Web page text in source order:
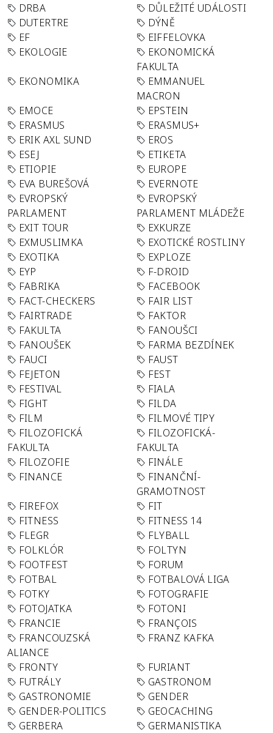
DRBA
DŮLEŽITÉ UDÁLOSTI
DUTERTRE
DÝNĚ
EF
EIFFELOVKA
EKOLOGIE
EKONOMICKÁ
FAKULTA
EKONOMIKA
EMMANUEL
MACRON
EMOCE
EPSTEIN
ERASMUS
ERASMUS+
ERIK AXL SUND
EROS
ESEJ
ETIKETA
ETIOPIE
EUROPE
EVA BUREŠOVÁ
EVERNOTE
EVROPSKÝ
PARLAMENT
EVROPSKÝ
PARLAMENT MLÁDEŽE
EXIT TOUR
EXKURZE
EXMUSLIMKA
EXOTICKÉ ROSTLINY
EXOTIKA
EXPLOZE
EYP
F-DROID
FABRIKA
FACEBOOK
FACT-CHECKERS
FAIR LIST
FAIRTRADE
FAKTOR
FAKULTA
FANOUŠCI
FANOUŠEK
FARMA BEZDÍNEK
FAUCI
FAUST
FEJETON
FEST
FESTIVAL
FIALA
FIGHT
FILDA
FILM
FILMOVÉ TIPY
FILOZOFICKÁ
FAKULTA
FILOZOFICKÁ-
FAKULTA
FILOZOFIE
FINÁLE
FINANCE
FINANČNÍ-
GRAMOTNOST
FIREFOX
FIT
FITNESS
FITNESS 14
FLEGR
FLYBALL
FOLKLÓR
FOLTYN
FOOTFEST
FORUM
FOTBAL
FOTBALOVÁ LIGA
FOTKY
FOTOGRAFIE
FOTOJATKA
FOTONI
FRANCIE
FRANÇOIS
FRANCOUZSKÁ
ALIANCE
FRANZ KAFKA
FRONTY
FURIANT
FUTRÁLY
GASTRONOM
GASTRONOMIE
GENDER
GENDER-POLITICS
GEOCACHING
GERBERA
GERMANISTIKA